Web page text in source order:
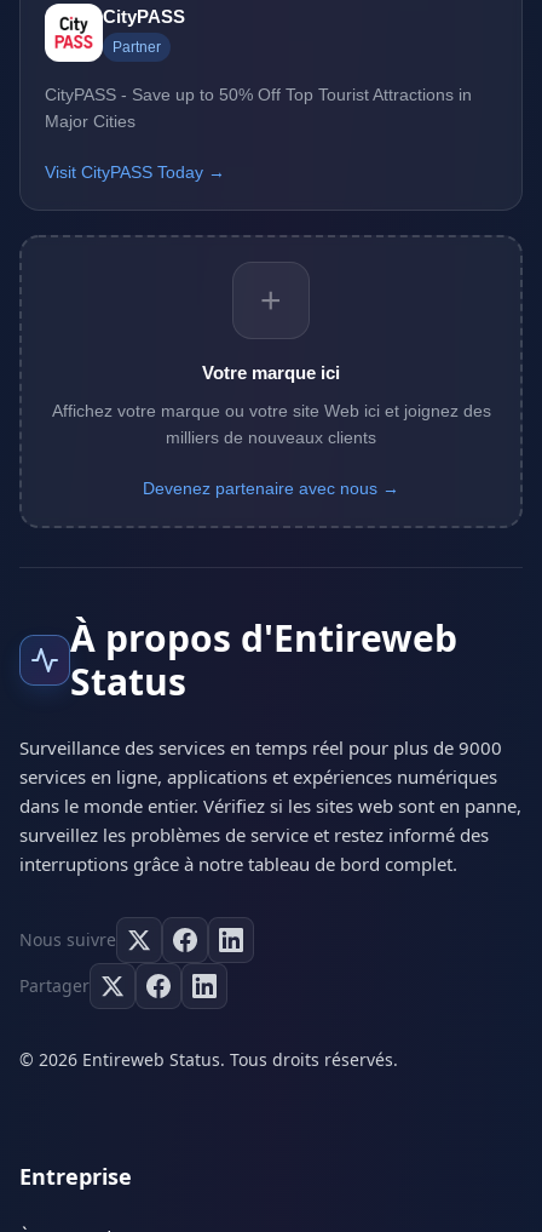
CityPASS
Partner
CityPASS - Save up to 50% Off Top Tourist Attractions in
Major Cities
Visit CityPASS Today →
+
Votre marque ici
Affichez votre marque ou votre site Web ici et joignez des
milliers de nouveaux clients
Devenez partenaire avec nous →
À propos d'Entireweb
Status
Surveillance des services en temps réel pour plus de 9000
services en ligne, applications et expériences numériques
dans le monde entier. Vérifiez si les sites web sont en panne,
surveillez les problèmes de service et restez informé des
interruptions grâce à notre tableau de bord complet.
Nous suivre
Partager
© 2026 Entireweb Status. Tous droits réservés.
Entreprise